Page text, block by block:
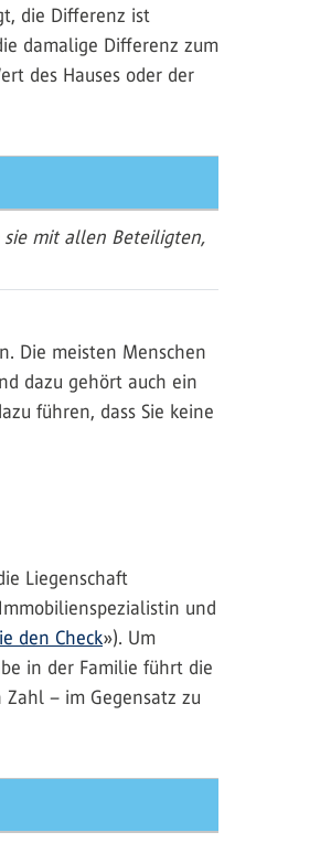
die Differenz ist
damalige Differenz zum
des Hauses oder der
sie mit allen Beteiligten,
Die meisten Menschen
dazu gehört auch ein
führen, dass Sie keine
Liegenschaft
und
den Check»). Um
in der Familie führt die
– im Gegensatz zu